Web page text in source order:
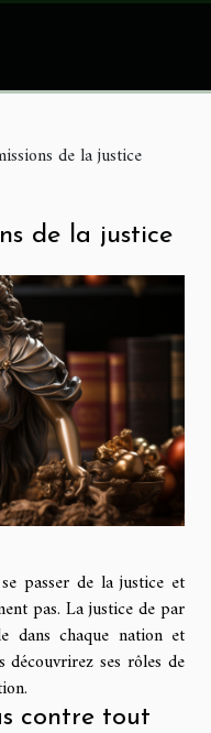
de la justice
de la justice
passer de la justice et
pas. La justice de par
dans chaque nation et
ses rôles de
contre tout